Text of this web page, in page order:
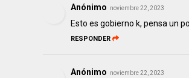
Anónimo noviembre 22, 2023
Esto es gobierno k, pensa un
RESPONDER
Anónimo noviembre 22, 2023